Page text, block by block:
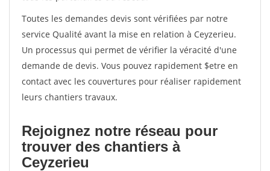
Toutes les demandes devis sont vérifiées par notre
service Qualité avant la mise en relation à Ceyzerieu.
Un processus qui permet de vérifier la véracité d'une
demande de devis. Vous pouvez rapidement $etre en
contact avec les couvertures pour réaliser rapidement
leurs chantiers travaux.
Rejoignez notre réseau pour
trouver des chantiers à
Ceyzerieu